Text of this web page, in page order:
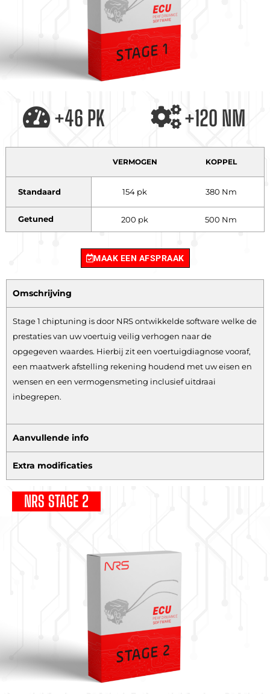
+46 PK +120 NM
VERMOGEN KOPPEL
Standaard 154 pk 380 Nm
Getuned 200 pk 500 Nm
MAAK EEN AFSPRAAK
Omschrijving
Stage 1 chiptuning is door NRS ontwikkelde software welke de
prestaties van uw voertuig veilig verhogen naar de
opgegeven waardes. Hierbij zit een voertuigdiagnose vooraf,
een maatwerk afstelling rekening houdend met uw eisen en
wensen en een vermogensmeting inclusief uitdraai
inbegrepen.
Aanvullende info
Extra modificaties
NRS STAGE 2